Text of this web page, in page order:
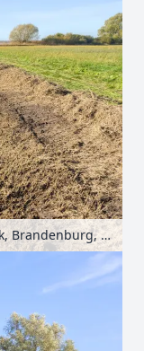
Graben am Unteruckersee, Uckermark, Brandenburg, Deutschland